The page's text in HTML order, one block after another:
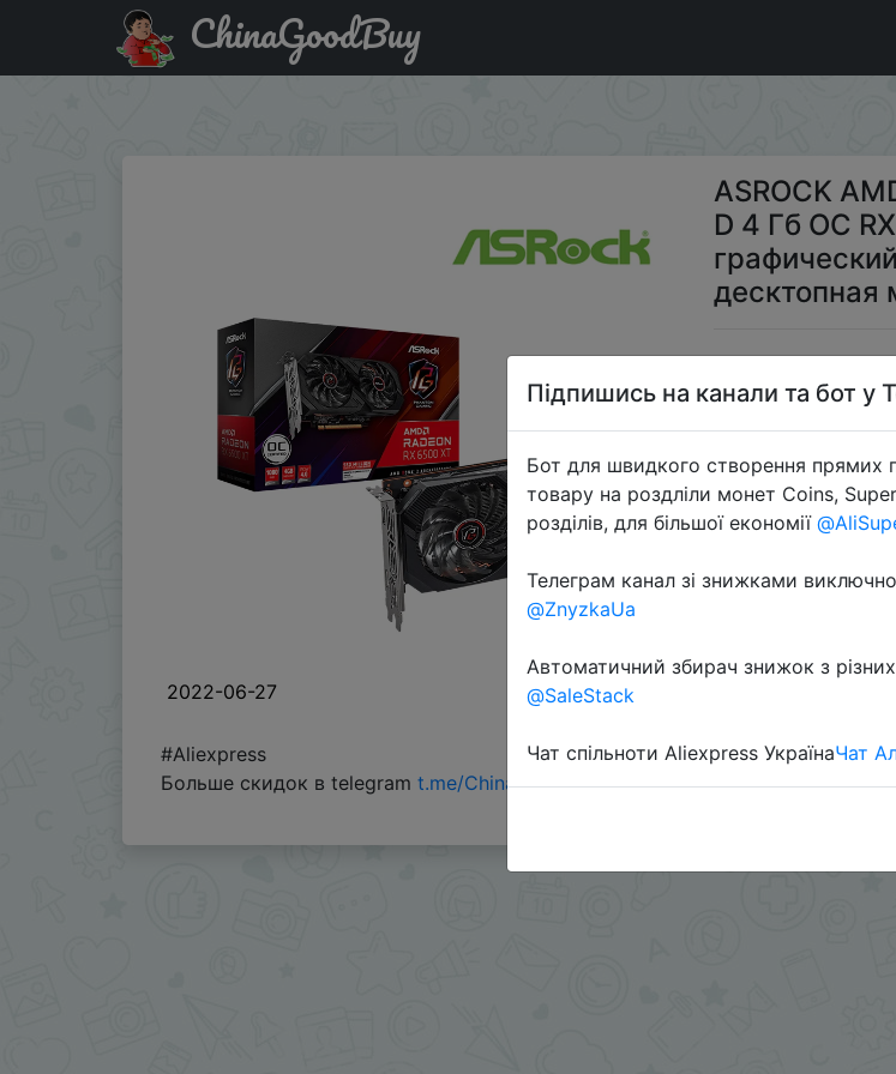
Купити по знижці $20/20 ASROCK AMD Radeon RX 6500 XT Phantom Gaming D 4 Гб OC RX
Intel десктопная материнская плата
ChinaGoodBuy
2022-06-27
ASROCK
D 4 Гб OC
десктопная
#Aliexpress
Больше скидок в telegram t.me/ChinaGoodBuy
Підпишись на канали та бот у
Бот для швидкого створення прямих
товару на роздліли монет Coins,
розділів, для більшої економії
Телеграм канал зі знижками
@ZnyzkaUa
Автоматичний збирач знижок з
@SaleStack
Чат спільноти Aliexpress УкраїнаЧат